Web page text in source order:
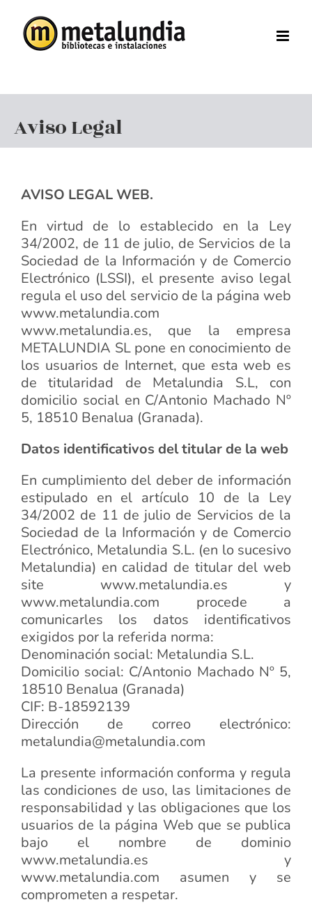
content
Aviso Legal
AVISO LEGAL WEB.
En virtud de lo establecido en la Ley
34/2002, de 11 de julio, de Servicios de la
Sociedad de la Información y de Comercio
Electrónico (LSSI), el presente aviso legal
regula el uso del servicio de la página web
www.metalundia.com
www.metalundia.es, que la empresa
METALUNDIA SL pone en conocimiento de
los usuarios de Internet, que esta web es
de titularidad de Metalundia S.L, con
domicilio social en C/Antonio Machado Nº
5, 18510 Benalua (Granada).
Datos identificativos del titular de la web
En cumplimiento del deber de información
estipulado en el artículo 10 de la Ley
34/2002 de 11 de julio de Servicios de la
Sociedad de la Información y de Comercio
Electrónico, Metalundia S.L. (en lo sucesivo
Metalundia) en calidad de titular del web
site www.metalundia.es y
www.metalundia.com procede a
comunicarles los datos identificativos
exigidos por la referida norma:
Denominación social: Metalundia S.L.
Domicilio social: C/Antonio Machado Nº 5,
18510 Benalua (Granada)
CIF: B-18592139
Dirección de correo electrónico:
metalundia@metalundia.com
La presente información conforma y regula
las condiciones de uso, las limitaciones de
responsabilidad y las obligaciones que los
usuarios de la página Web que se publica
bajo el nombre de dominio
www.metalundia.es y
www.metalundia.com asumen y se
comprometen a respetar.